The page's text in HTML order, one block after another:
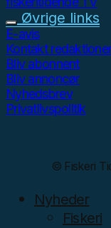
Øvrige links
E-avis
Kontakt
Bliv abonnent
Bliv annoncør
Nyhedsbrev
Privatlivspolitik
© Fiskeri
Nyheder
Fiskeri